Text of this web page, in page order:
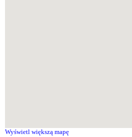
Wyświetl większą mapę